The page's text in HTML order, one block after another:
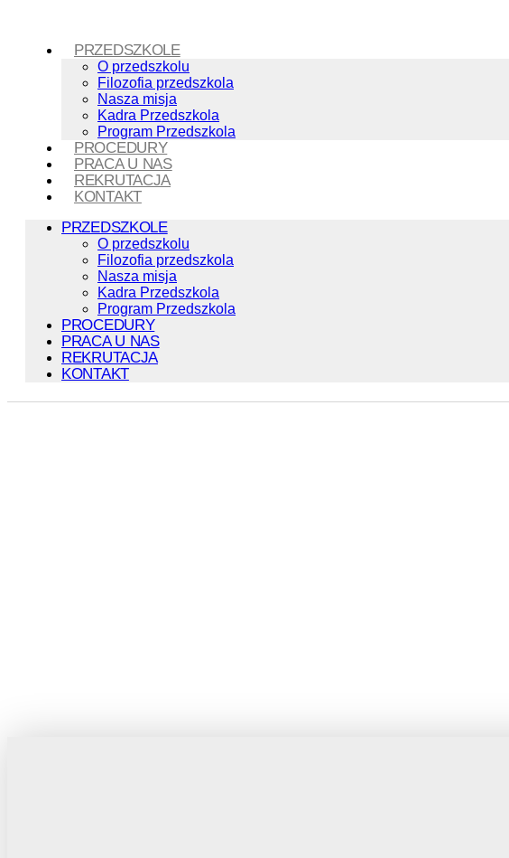
PRZEDSZKOLE
O przedszkolu
Filozofia przedszkola
Nasza misja
Kadra Przedszkola
Program Przedszkola
PROCEDURY
PRACA U NAS
REKRUTACJA
KONTAKT
PRZEDSZKOLE
O przedszkolu
Filozofia przedszkola
Nasza misja
Kadra Przedszkola
Program Przedszkola
PROCEDURY
PRACA U NAS
REKRUTACJA
KONTAKT